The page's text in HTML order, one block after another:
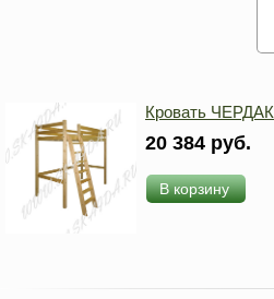
Кровать ЧЕРДАК
20 384 руб.
В корзину